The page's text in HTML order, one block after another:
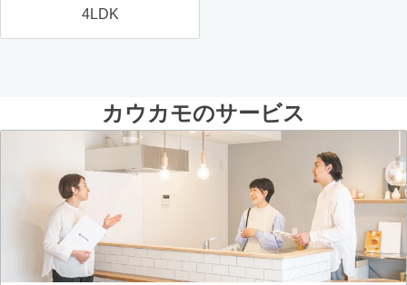
4LDK
カウカモのサービス